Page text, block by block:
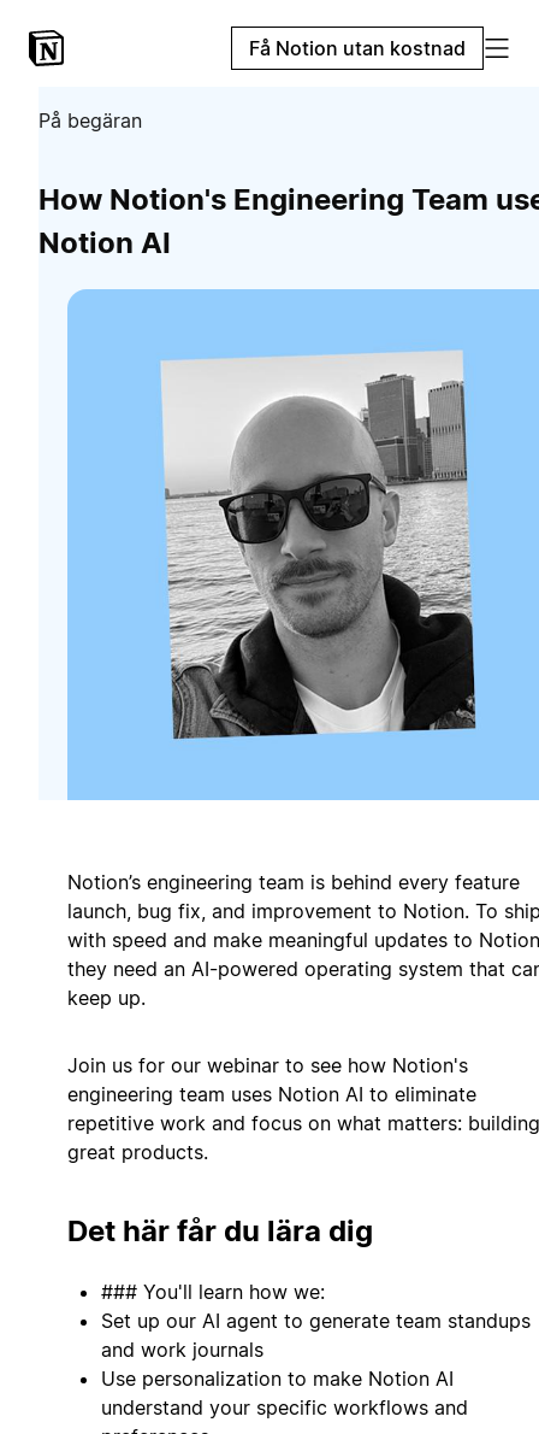
Få Notion utan kostnad
På begäran
How Notion's Engineering Team
Notion AI
Notion’s engineering team is behind every feature
launch, bug fix, and improvement to Notion. To
with speed and make meaningful updates to
they need an AI-powered operating system that
keep up.
Join us for our webinar to see how Notion's
engineering team uses Notion AI to eliminate
repetitive work and focus on what matters: building
great products.
Det här får du lära dig
### You'll learn how we:
Set up our AI agent to generate team standups
and work journals
Use personalization to make Notion AI
understand your specific workflows and